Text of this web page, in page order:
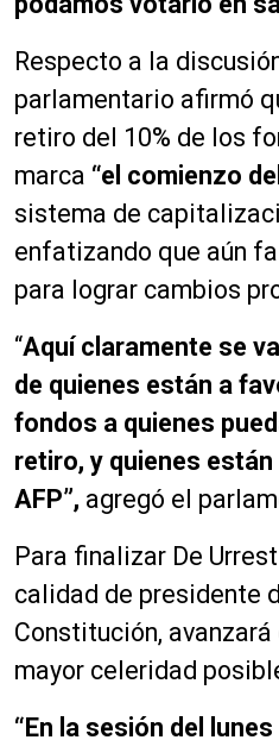
Respecto a la
parlamentario afirmó
retiro del 10% de los
marca “el comienzo
sistema de
enfatizando que aún
para lograr cambios
“Aquí claramente se
de quienes están a
fondos a quienes
retiro, y quienes
AFP”, agregó el
Para finalizar De
calidad de presidente
Constitución,
mayor celeridad
“En la sesión del